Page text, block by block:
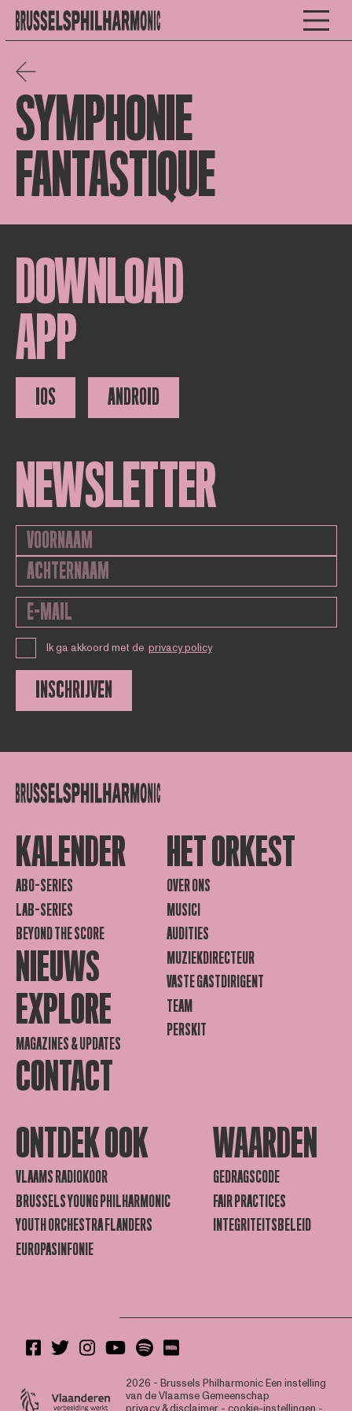
SYMPHONIE
FANTASTIQUE
DOWNLOAD
APP
IOS ANDROID
NEWSLETTER
Ik ga akkoord met de privacy policy
INSCHRIJVEN
KALENDER
ABO-SERIES
LAB-SERIES
BEYOND THE SCORE
NIEUWS
EXPLORE
MAGAZINES & UPDATES
CONTACT
HET ORKEST
OVER ONS
MUSICI
AUDITIES
MUZIEKDIRECTEUR
VASTE GASTDIRIGENT
TEAM
PERSKIT
ONTDEK OOK
VLAAMS RADIOKOOR
BRUSSELS YOUNG PHILHARMONIC
YOUTH ORCHESTRA FLANDERS
EUROPASINFONIE
WAARDEN
GEDRAGSCODE
FAIR PRACTICES
INTEGRITEITSBELEID
2026 - Brussels PhilharmonicEen instelling
van de Vlaamse Gemeenschap